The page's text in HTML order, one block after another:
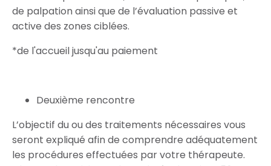
de palpation ainsi que de l’évaluation passive et
active des zones ciblées.
*de l'accueil jusqu'au paiement
Deuxième rencontre
L’objectif du ou des traitements nécessaires vous
seront expliqué afin de comprendre adéquatement
les procédures effectuées par votre thérapeute.